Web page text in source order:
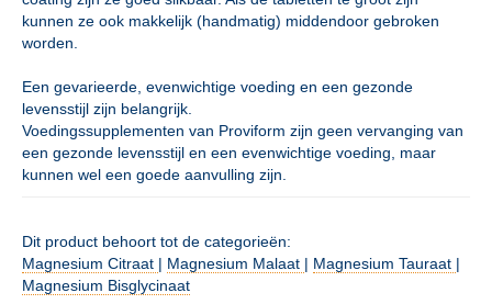
kunnen ze ook makkelijk (handmatig) middendoor gebroken
worden.
Een gevarieerde, evenwichtige voeding en een gezonde
levensstijl zijn belangrijk.
Voedingssupplementen van Proviform zijn geen vervanging van
een gezonde levensstijl en een evenwichtige voeding, maar
kunnen wel een goede aanvulling zijn.
Dit product behoort tot de categorieën:
Magnesium Citraat | Magnesium Malaat | Magnesium Tauraat |
Magnesium Bisglycinaat